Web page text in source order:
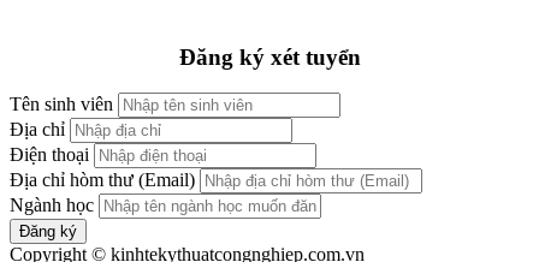
Đăng ký xét tuyển
Tên sinh viên
Địa chỉ
Điện thoại
Địa chỉ hòm thư (Email)
Ngành học
Copyright © kinhtekythuatcongnghiep.com.vn